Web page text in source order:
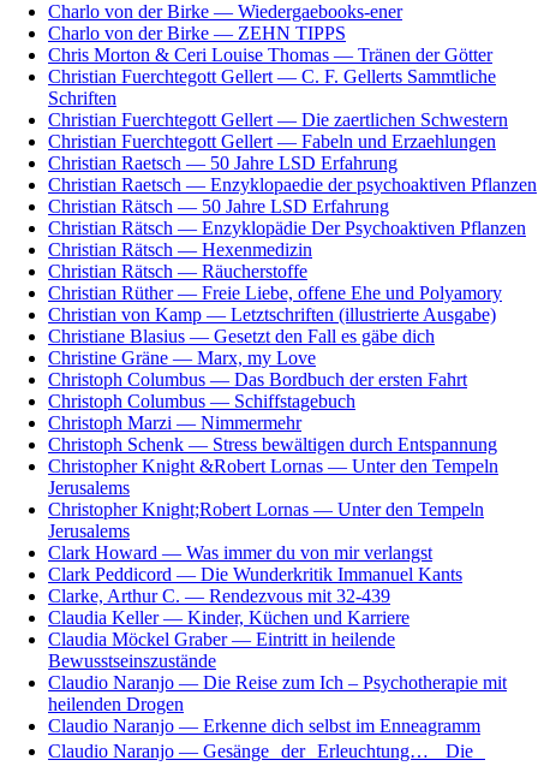
Charlo von der Birke — Wiedergaebooks-ener
Charlo von der Birke — ZEHN TIPPS
Chris Morton & Ceri Louise Thomas — Tränen der Götter
Christian Fuerchtegott Gellert — C. F. Gellerts Sammtliche
Schriften
Christian Fuerchtegott Gellert — Die zaertlichen Schwestern
Christian Fuerchtegott Gellert — Fabeln und Erzaehlungen
Christian Raetsch — 50 Jahre LSD Erfahrung
Christian Raetsch — Enzyklopaedie der psychoaktiven Pflanzen
Christian Rätsch — 50 Jahre LSD Erfahrung
Christian Rätsch — Enzyklopädie Der Psychoaktiven Pflanzen
Christian Rätsch — Hexenmedizin
Christian Rätsch — Räucherstoffe
Christian Rüther — Freie Liebe, offene Ehe und Polyamory
Christian von Kamp — Letztschriften (illustrierte Ausgabe)
Christiane Blasius — Gesetzt den Fall es gäbe dich
Christine Gräne — Marx, my Love
Christoph Columbus — Das Bordbuch der ersten Fahrt
Christoph Columbus — Schiffstagebuch
Christoph Marzi — Nimmermehr
Christoph Schenk — Stress bewältigen durch Entspannung
Christopher Knight &Robert Lornas — Unter den Tempeln
Jerusalems
Christopher Knight;Robert Lornas — Unter den Tempeln
Jerusalems
Clark Howard — Was immer du von mir verlangst
Clark Peddicord — Die Wunderkritik Immanuel Kants
Clarke, Arthur C. — Rendezvous mit 32-439
Claudia Keller — Kinder, Küchen und Karriere
Claudia Möckel Graber — Eintritt in heilende
Bewusstseinszustände
Claudio Naranjo — Die Reise zum Ich – Psychotherapie mit
heilenden Drogen
Claudio Naranjo — Erkenne dich selbst im Enneagramm
Claudio Naranjo — Gesänge der Erleuchtung… Die